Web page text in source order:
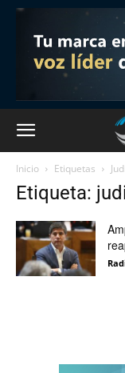
Inicio Etiquetas
Etiqueta: